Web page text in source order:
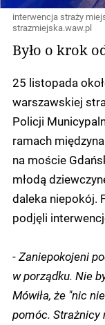
interwencja straży
strazmiejska.waw.pl
Było o krok
25 listopada
warszawskiej
Policji
ramach
na moście
młodą
daleka niepokój.
podjęli
-Zaniepokojeni
w porządku. Nie
Mówiła, że "nic
pomóc. Strażnicy